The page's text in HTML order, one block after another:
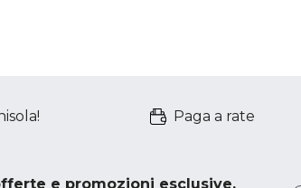
Paga a rate
e promozioni esclusive.